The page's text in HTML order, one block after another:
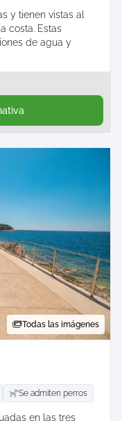
y tienen vistas al
costa. Estas
de agua y
Todas las imágenes
Se admiten perros
en las tres